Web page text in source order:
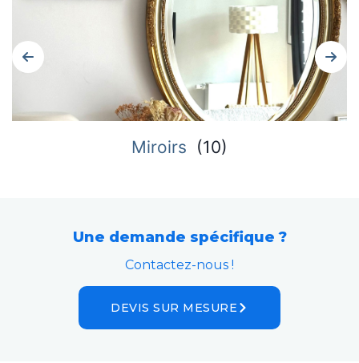
Miroirs (10)
Une demande spécifique ?
Contactez-nous !
DEVIS SUR MESURE